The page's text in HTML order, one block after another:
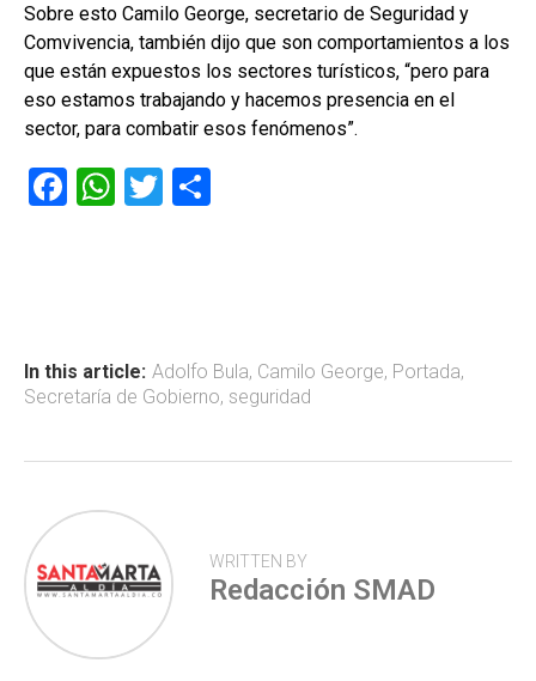
Sobre esto Camilo George, secretario de Seguridad y
Comvivencia, también dijo que son comportamientos a los
que están expuestos los sectores turísticos, “pero para
eso estamos trabajando y hacemos presencia en el
sector, para combatir esos fenómenos”.
F
ok
W
p
p
T
tir
In this article: Adolfo Bula, Camilo George, Portada,
Secretaría de Gobierno, seguridad
WRITTEN BY
Redacción SMAD